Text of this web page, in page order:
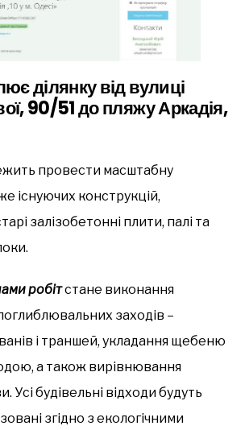
ділянку від вулиці
90/51 до пляжу Аркадія,
провести масштабну
існуючих конструкцій,
залізобетонні плити, палі та
робітстане виконання
заходів –
і траншей, укладання щебеню
а також вирівнювання
Усі будівельні відходи будуть
згідно з екологічними